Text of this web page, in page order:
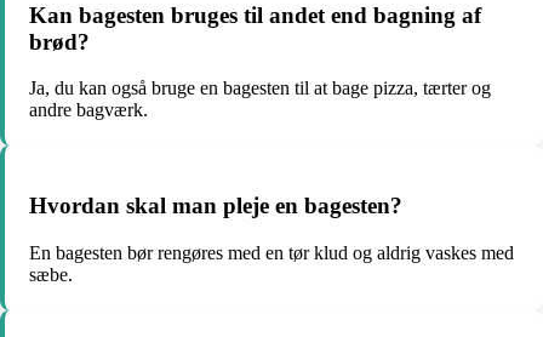
Kan bagesten bruges til andet end bagning af
brød?
Ja, du kan også bruge en bagesten til at bage pizza, tærter og
andre bagværk.
Hvordan skal man pleje en bagesten?
En bagesten bør rengøres med en tør klud og aldrig vaskes med
sæbe.